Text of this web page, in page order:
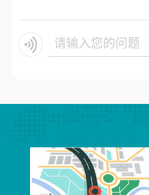
请输入您的问题.